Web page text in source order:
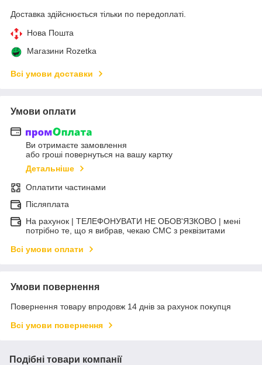
Доставка здійснюється тільки по передоплаті.
Нова Пошта
Магазини Rozetka
Всі умови доставки
Умови оплати
Ви отримаєте замовлення
або гроші повернуться на вашу картку
Детальніше
Оплатити частинами
Післяплата
На рахунок | ТЕЛЕФОНУВАТИ НЕ ОБОВ'ЯЗКОВО | мені
потрібно те, що я вибрав, чекаю СМС з реквізитами
Всі умови оплати
Умови повернення
Повернення товару впродовж 14 днів за рахунок покупця
Всі умови повернення
Подібні товари компанії